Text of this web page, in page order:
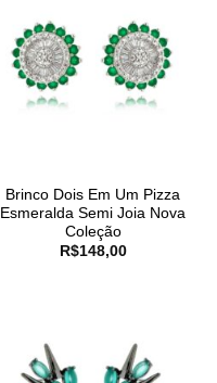
Brinco Dois Em Um Pizza
Esmeralda Semi Joia Nova
Coleção
R$148,00